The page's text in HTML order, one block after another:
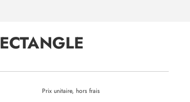
Prix unitaire, hors frais